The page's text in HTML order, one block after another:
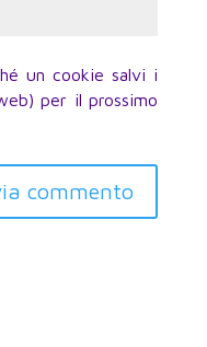
un cookie salvi i
per il prossimo
commento